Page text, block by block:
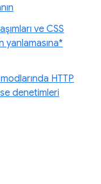
ve CSS
yanlamasına*
HTTP
denetimleri